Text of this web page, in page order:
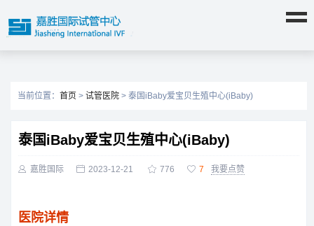
当前位置： 首页 > 试管医院 > 泰国iBaby爱宝贝生殖中心(iBaby)
泰国iBaby爱宝贝生殖中心(iBaby)
 嘉胜国际  2023-12-21  776  7 我要点赞
医院详情